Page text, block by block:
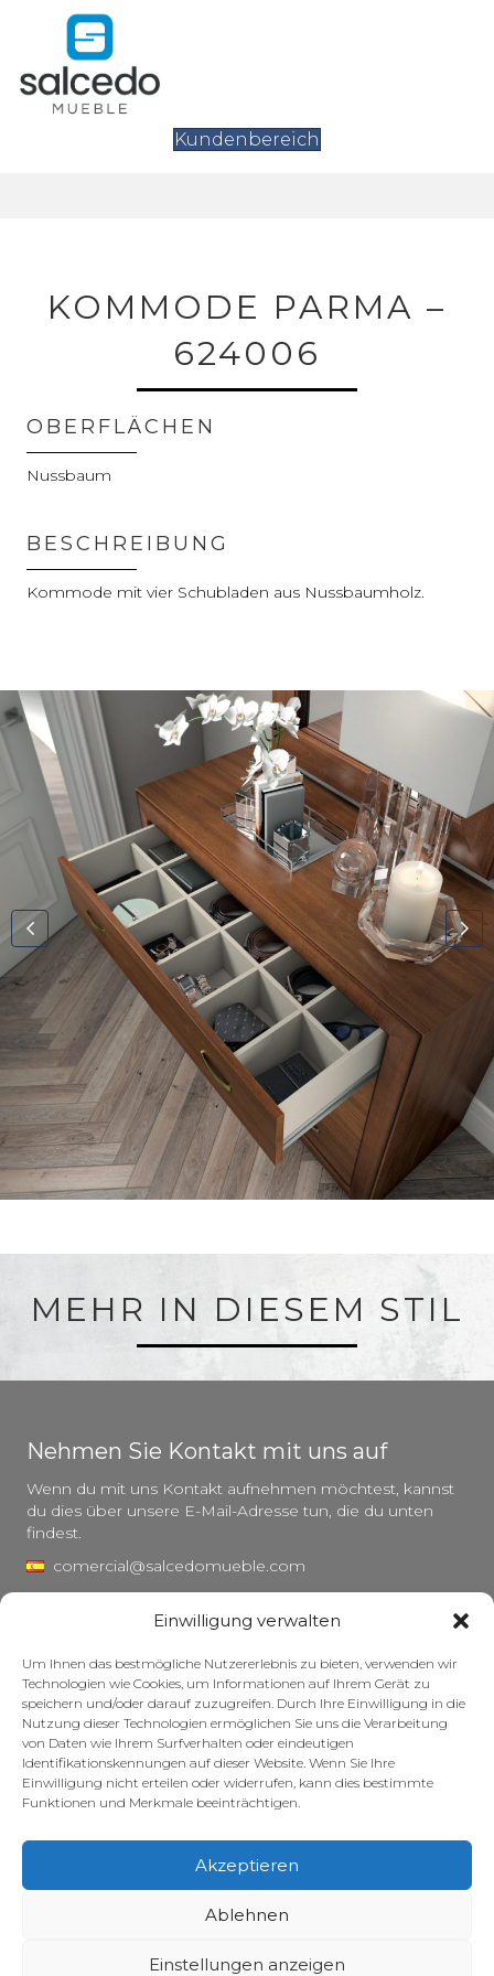
Einwilligung verwalten
Um Ihnen das bestmögliche Nutzererlebnis zu bieten, verwenden wir
Technologien wie Cookies, um Informationen auf Ihrem Gerät zu
speichern und/oder darauf zuzugreifen. Durch Ihre Einwilligung in die
Nutzung dieser Technologien ermöglichen Sie uns die Verarbeitung
von Daten wie Ihrem Surfverhalten oder eindeutigen
Identifikationskennungen auf dieser Website. Wenn Sie Ihre
Einwilligung nicht erteilen oder widerrufen, kann dies bestimmte
Funktionen und Merkmale beeinträchtigen.
Akzeptieren
Ablehnen
Einstellungen anzeigen
Kundenbereich
KOMMODE PARMA –
624006
OBERFLÄCHEN
Nussbaum
BESCHREIBUNG
Kommode mit vier Schubladen aus Nussbaumholz.
MEHR IN DIESEM STIL
Nehmen Sie Kontakt mit uns auf
Wenn du mit uns Kontakt aufnehmen möchtest, kannst
du dies über unsere E-Mail-Adresse tun, die du unten
findest.
comercial@salcedomueble.com
distribucion@salcedomueble.com
Instagram
Rechtlicher Hinweis
Datenschutzerklärung
Cookie-Richtlinie
Zuschüsse
Website entwickelt, optimiert und gepflegt – mit viel Koffein – von